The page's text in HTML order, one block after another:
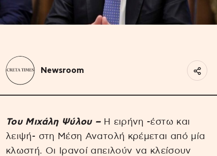
Newsroom
Του Μιχάλη Ψύλου – Η ειρήνη -έστω και
λειψή- στη Μέση Ανατολή κρέμεται από μία
κλωστή. Οι Ιρανοί απειλούν να κλείσουν